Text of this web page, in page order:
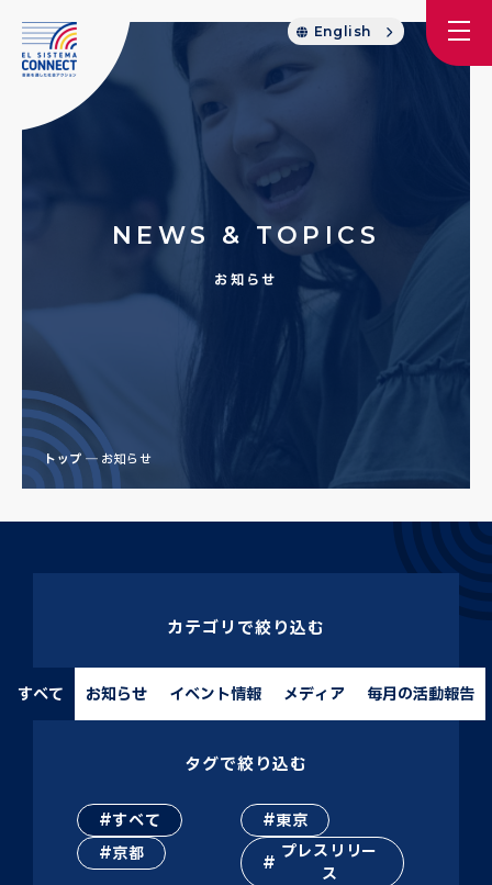
English
NEWS & TOPICS
お知らせ
トップ お知らせ
カテゴリで絞り込む
すべて お知らせ イベント情報 メディア 毎月の活動報告
タグで絞り込む
すべて
東京
京都
プレスリリー
ス